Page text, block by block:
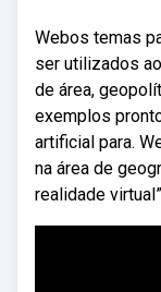
Webos temas
ser utilizados
de área,
exemplos
artificial para.
na área de
realidade